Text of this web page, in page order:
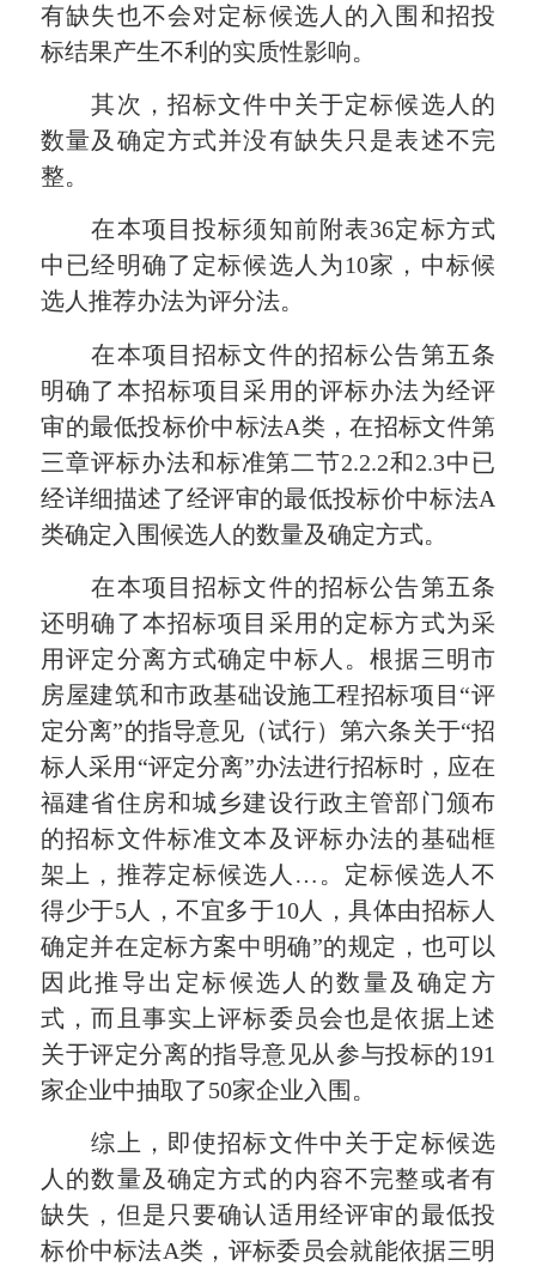
有缺失也不会对定标候选人的入围和招投
标结果产生不利的实质性影响。
其次，招标文件中关于定标候选人的
数量及确定方式并没有缺失只是表述不完
整。
在本项目投标须知前附表36定标方式
中已经明确了定标候选人为10家，中标候
选人推荐办法为评分法。
在本项目招标文件的招标公告第五条
明确了本招标项目采用的评标办法为经评
审的最低投标价中标法A类，在招标文件第
三章评标办法和标准第二节2.2.2和2.3中已
经详细描述了经评审的最低投标价中标法A
类确定入围候选人的数量及确定方式。
在本项目招标文件的招标公告第五条
还明确了本招标项目采用的定标方式为采
用评定分离方式确定中标人。根据三明市
房屋建筑和市政基础设施工程招标项目“评
定分离”的指导意见（试行）第六条关于“招
标人采用“评定分离”办法进行招标时，应在
福建省住房和城乡建设行政主管部门颁布
的招标文件标准文本及评标办法的基础框
架上，推荐定标候选人…。定标候选人不
得少于5人，不宜多于10人，具体由招标人
确定并在定标方案中明确”的规定，也可以
因此推导出定标候选人的数量及确定方
式，而且事实上评标委员会也是依据上述
关于评定分离的指导意见从参与投标的191
家企业中抽取了50家企业入围。
综上，即使招标文件中关于定标候选
人的数量及确定方式的内容不完整或者有
缺失，但是只要确认适用经评审的最低投
标价中标法A类，评标委员会就能依据三明